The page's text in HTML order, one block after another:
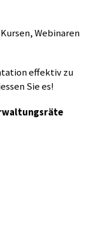
Webinaren
effektiv zu
Sie es!